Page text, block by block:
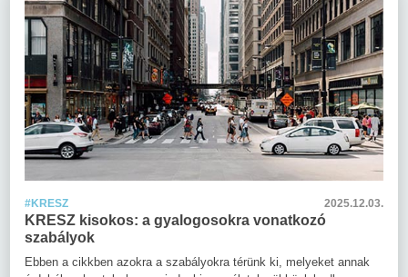
#KRESZ 2025.12.03.
KRESZ kisokos: a gyalogosokra vonatkozó
szabályok
Ebben a cikkben azokra a szabályokra térünk ki, melyeket annak